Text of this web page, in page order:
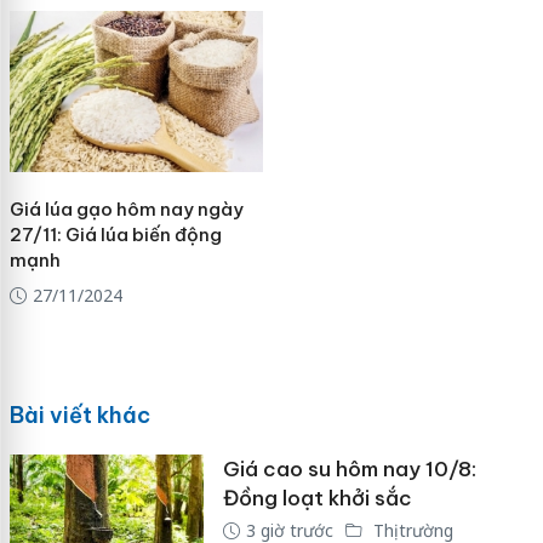
Giá lúa gạo hôm nay ngày
27/11: Giá lúa biến động
mạnh
27/11/2024
Bài viết khác
Giá cao su hôm nay 10/8:
Đồng loạt khởi sắc
3 giờ trước Thị trường